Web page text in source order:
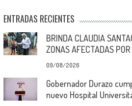
ENTRADAS RECIENTES
BRINDA CLAUDIA
ZONAS AFECTADAS
09/08/2026
Gobernador Durazo
nuevo Hospital